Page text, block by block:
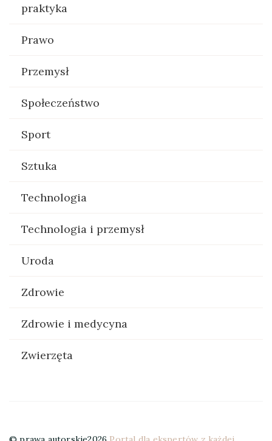
praktyka
Prawo
Przemysł
Społeczeństwo
Sport
Sztuka
Technologia
Technologia i przemysł
Uroda
Zdrowie
Zdrowie i medycyna
Zwierzęta